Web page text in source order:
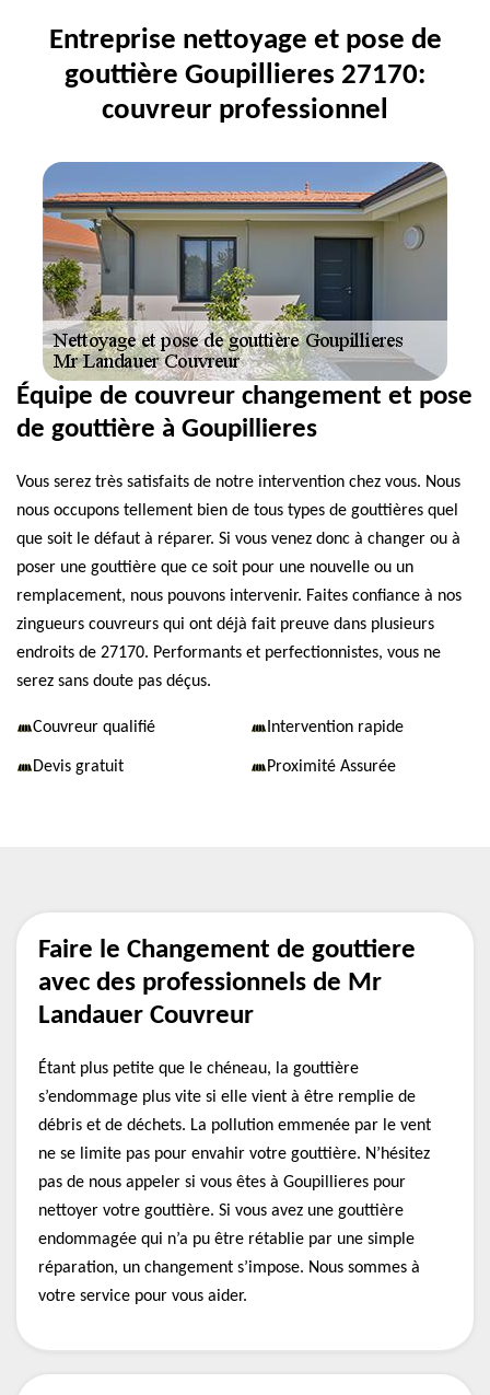
Entreprise nettoyage et pose de
gouttière Goupillieres 27170:
couvreur professionnel
Équipe de couvreur changement et pose
de gouttière à Goupillieres
Vous serez très satisfaits de notre intervention chez vous. Nous
nous occupons tellement bien de tous types de gouttières quel
que soit le défaut à réparer. Si vous venez donc à changer ou à
poser une gouttière que ce soit pour une nouvelle ou un
remplacement, nous pouvons intervenir. Faites confiance à nos
zingueurs couvreurs qui ont déjà fait preuve dans plusieurs
endroits de 27170. Performants et perfectionnistes, vous ne
serez sans doute pas déçus.
Couvreur qualifié Intervention rapide
Devis gratuit Proximité Assurée
Faire le Changement de gouttiere
avec des professionnels de Mr
Landauer Couvreur
Étant plus petite que le chéneau, la gouttière
s’endommage plus vite si elle vient à être remplie de
débris et de déchets. La pollution emmenée par le vent
ne se limite pas pour envahir votre gouttière. N’hésitez
pas de nous appeler si vous êtes à Goupillieres pour
nettoyer votre gouttière. Si vous avez une gouttière
endommagée qui n’a pu être rétablie par une simple
réparation, un changement s’impose. Nous sommes à
votre service pour vous aider.